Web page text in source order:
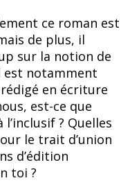
ce roman est
de plus, il
sur la notion de
est notamment
en écriture
est-ce que
l’inclusif ? Quelles
le trait d’union
d’édition
toi ?